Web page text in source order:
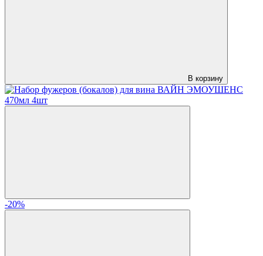
В корзину
-20%